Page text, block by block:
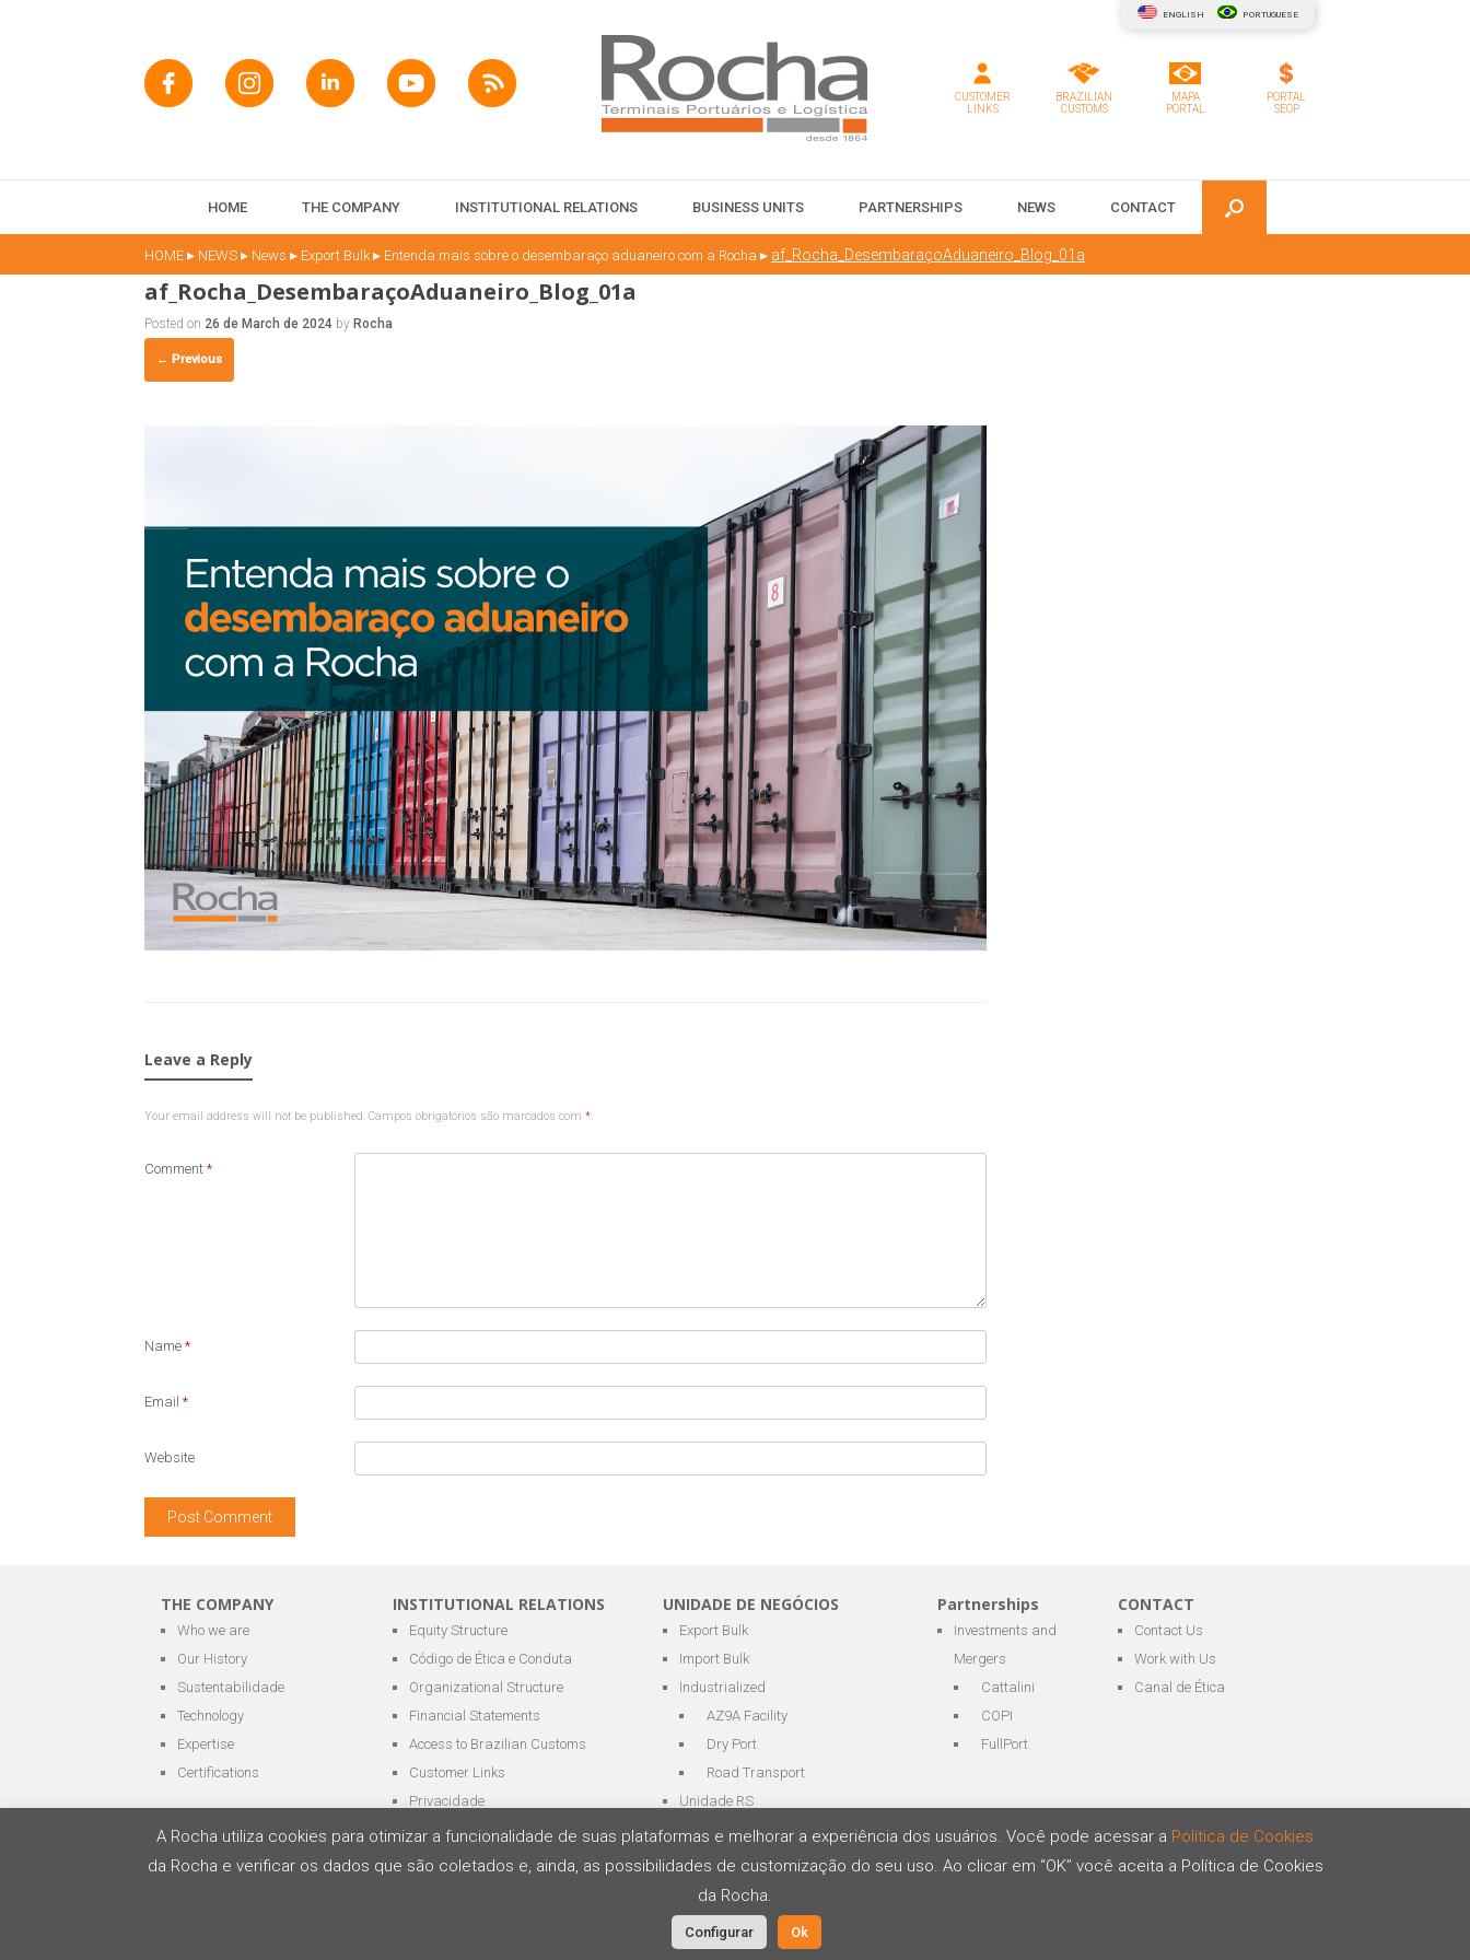
ENGLISH PORTUGUESE
CUSTOMER
LINKS
BRAZILIAN
CUSTOMS
MAPA
PORTAL
PORTAL
SEOP
HOME THE COMPANY INSTITUTIONAL RELATIONS BUSINESS UNITS PARTNERSHIPS NEWS CONTACT
HOME ▸ NEWS ▸ News ▸ Export Bulk ▸ Entenda mais sobre o desembaraço aduaneiro com a Rocha ▸ af_Rocha_DesembaraçoAduaneiro_Blog_01a
af_Rocha_DesembaraçoAduaneiro_Blog_01a
Posted on 26 de March de 2024 by Rocha
← Previous
Leave a Reply
Your email address will not be published. Campos obrigatórios são marcados com *
Comment *
Name *
Email *
Website
THE COMPANY
Who we are
Our History
Sustentabilidade
Technology
Expertise
Certifications
INSTITUTIONAL RELATIONS
Equity Structure
Código de Ética e Conduta
Organizational Structure
Financial Statements
Access to Brazilian Customs
Customer Links
Privacidade
UNIDADE DE NEGÓCIOS
Export Bulk
Import Bulk
Industrialized
AZ9A Facility
Dry Port
Road Transport
Unidade RS
Partnerships
Investments and
Mergers
Cattalini
COPI
FullPort
CONTACT
Contact Us
Work with Us
Canal de Ética
A Rocha utiliza cookies para otimizar a funcionalidade de suas plataformas e melhorar a experiência dos usuários. Você pode acessar a Política de Cookies
da Rocha e verificar os dados que são coletados e, ainda, as possibilidades de customização do seu uso. Ao clicar em “OK” você aceita a Política de Cookies
da Rocha.
Configurar Ok